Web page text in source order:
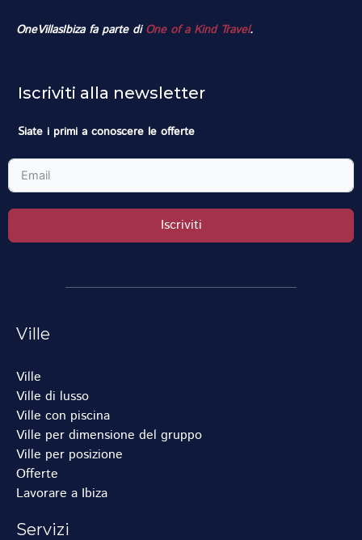
OneVillasIbiza fa parte di One of a Kind Travel.
Iscriviti alla newsletter
Siate i primi a conoscere le offerte
Iscriviti
Ville
Ville
Ville di lusso
Ville con piscina
Ville per dimensione del gruppo
Ville per posizione
Offerte
Lavorare a Ibiza
Servizi